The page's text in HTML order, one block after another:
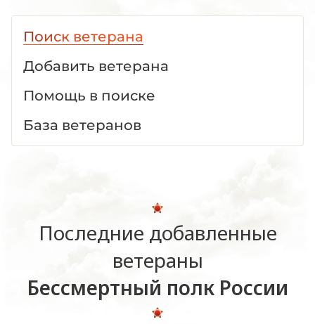
Поиск ветерана
Добавить ветерана
Помощь в поиске
База ветеранов
Последние добавленные
ветераны
Бессмертный полк России